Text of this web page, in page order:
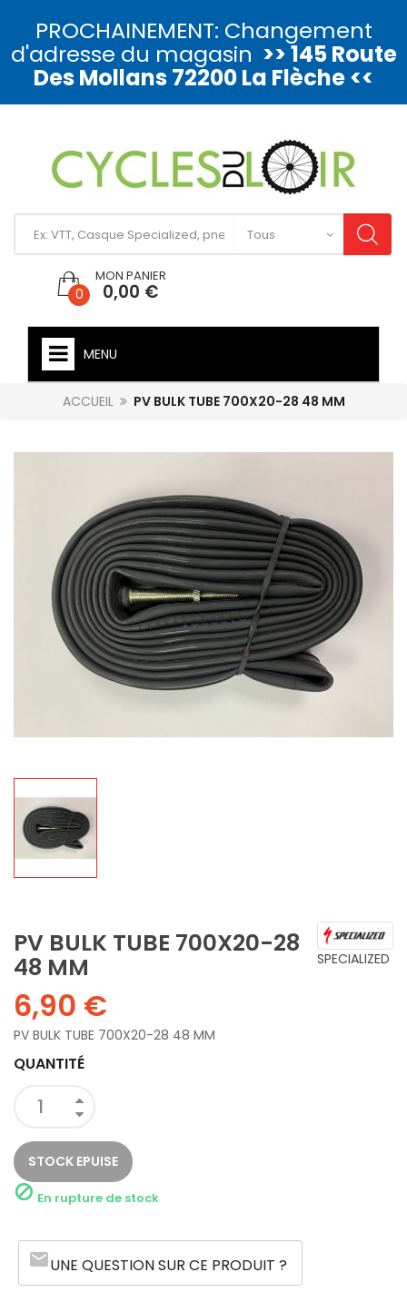
PROCHAINEMENT: Changement
d'adresse du magasin >> 145 Route
Des Mollans 72200 La Flèche <<
0
MON PANIER
0,00 €
MENU
ACCUEIL PV BULK TUBE 700X20-28 48 MM
SPECIALIZED
PV BULK TUBE 700X20-28
48 MM
6,90 €
PV BULK TUBE 700X20-28 48 MM
QUANTITÉ
STOCK EPUISE
 En rupture de stock
emailUNE QUESTION SUR CE PRODUIT ?